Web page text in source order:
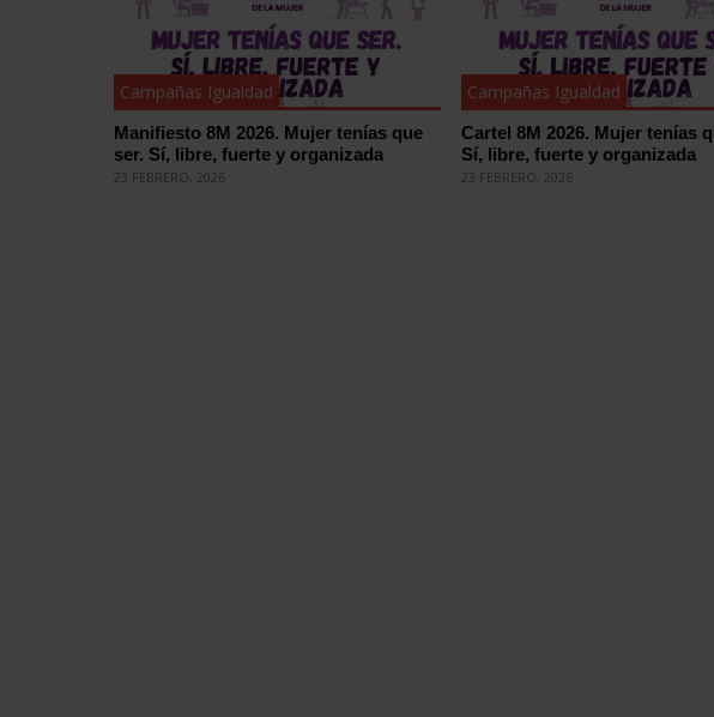
Campañas Igualdad
Manifiesto 8M 2026. Mujer tenías que
ser. Sí, libre, fuerte y organizada
23 FEBRERO, 2026
Campañas Igualdad
Cartel 8M 2026. Mujer tenías
Sí, libre, fuerte y organizada
23 FEBRERO, 2026